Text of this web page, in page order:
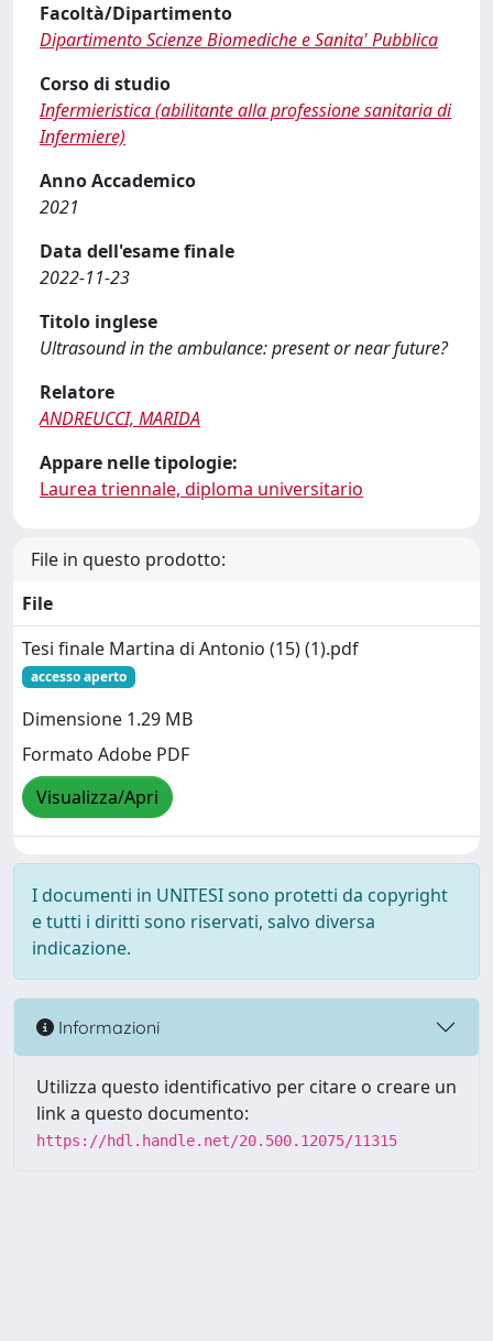
Facoltà/Dipartimento
Dipartimento Scienze Biomediche e Sanita' Pubblica
Corso di studio
Infermieristica (abilitante alla professione sanitaria di
Infermiere)
Anno Accademico
2021
Data dell'esame finale
2022-11-23
Titolo inglese
Ultrasound in the ambulance: present or near future?
Relatore
ANDREUCCI, MARIDA
Appare nelle tipologie:
Laurea triennale, diploma universitario
File in questo prodotto:
File
Tesi finale Martina di Antonio (15) (1).pdf
accesso aperto
Dimensione 1.29 MB
Formato Adobe PDF
Visualizza/Apri
I documenti in UNITESI sono protetti da copyright
e tutti i diritti sono riservati, salvo diversa
indicazione.
Informazioni
Utilizza questo identificativo per citare o creare un
link a questo documento:
https://hdl.handle.net/20.500.12075/11315